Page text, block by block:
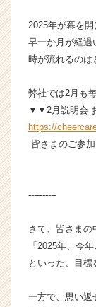
2025年が幕を開
早一か月が経過
時が流れるのは
弊社では2月も
▼▼2月説明会
https://
皆さまのご参
----------
さて、皆さまの
「2025年、今
といった、目標
一方で、思い返